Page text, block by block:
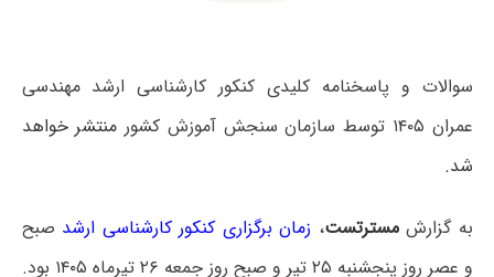
سوالات و پاسخنامه کلیدی کنکور کارشناسی ارشد مهندسی
عمران ۱۴۰۵ توسط سازمان سنجش آموزش کشور
منتشر خواهد
شد.
به گزارشمسترتست، زمان برگزاری کنکور کارشناسی ارشد صبح
و عصر روز پنجشنبه ۲۵ تیر و صبح روز جمعه ۲۶ تیرماه ۱۴۰۵ بود.